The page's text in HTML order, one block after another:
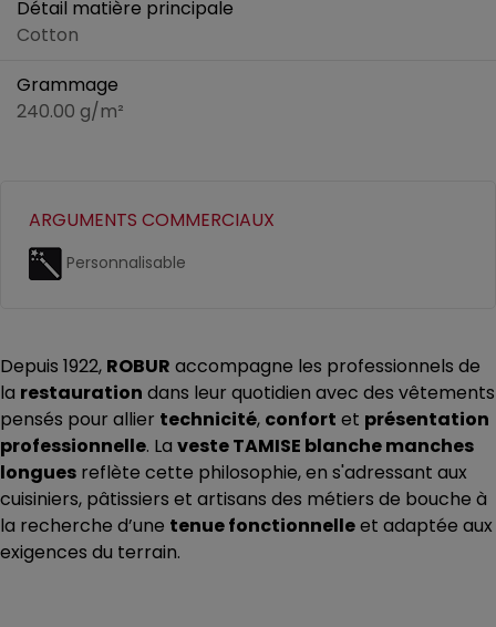
Détail matière principale
Cotton
Grammage
240.00 g/m²
ARGUMENTS COMMERCIAUX
Personnalisable
Depuis 1922, ROBUR accompagne les professionnels de
la restauration dans leur quotidien avec des vêtements
pensés pour allier technicité, confort et présentation
professionnelle. La veste TAMISE blanche manches
longues reflète cette philosophie, en s'adressant aux
cuisiniers, pâtissiers et artisans des métiers de bouche à
la recherche d’une tenue fonctionnelleet adaptée aux
exigences du terrain.